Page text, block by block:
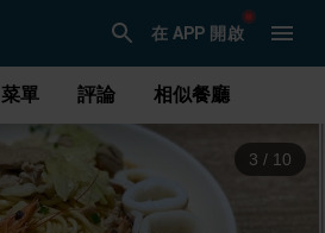
在 APP 開啟
菜單 評論 相似餐廳
3 / 10